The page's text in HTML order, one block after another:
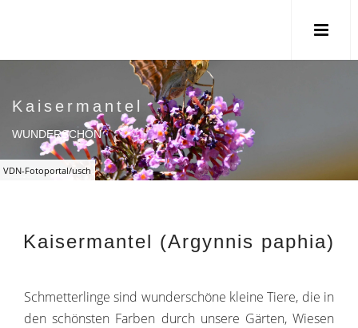
VDN-Fotoportal/usch
Kaisermantel
WUNDERSCHÖN
Kaisermantel (Argynnis paphia)
Schmetterlinge sind wunderschöne kleine Tiere, die in
den schönsten Farben durch unsere Gärten, Wiesen